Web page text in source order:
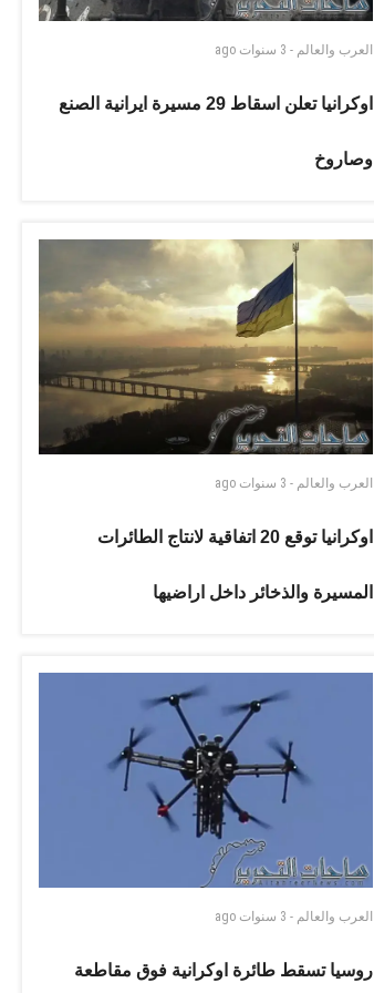
العرب والعالم - 3 سنوات ago
اوكرانيا تعلن اسقاط 29 مسيرة ايرانية الصنع
وصاروخ
العرب والعالم - 3 سنوات ago
اوكرانيا توقع 20 اتفاقية لانتاج الطائرات
المسيرة والذخائر داخل اراضيها
العرب والعالم - 3 سنوات ago
روسيا تسقط طائرة اوكرانية فوق مقاطعة